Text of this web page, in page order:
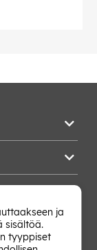
ja
sisältöä.
tyyppiset